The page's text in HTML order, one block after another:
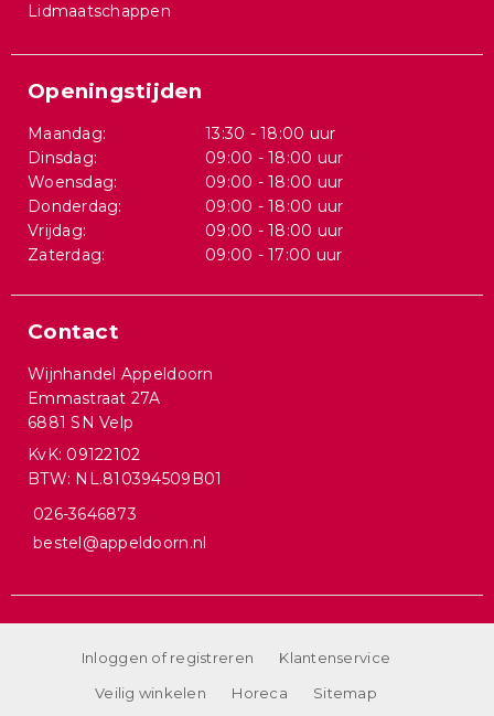
Lidmaatschappen
Openingstijden
Maandag:
13:30 - 18:00 uur
Dinsdag:
09:00 - 18:00 uur
Woensdag:
09:00 - 18:00 uur
Donderdag:
09:00 - 18:00 uur
Vrijdag:
09:00 - 18:00 uur
Zaterdag:
09:00 - 17:00 uur
Contact
Wijnhandel Appeldoorn
Emmastraat 27A
6881 SN Velp
KvK: 09122102
BTW: NL.810394509B01
026-3646873
bestel@appeldoorn.nl
Inloggen of registreren
Klantenservice
Veilig winkelen
Horeca
Sitemap